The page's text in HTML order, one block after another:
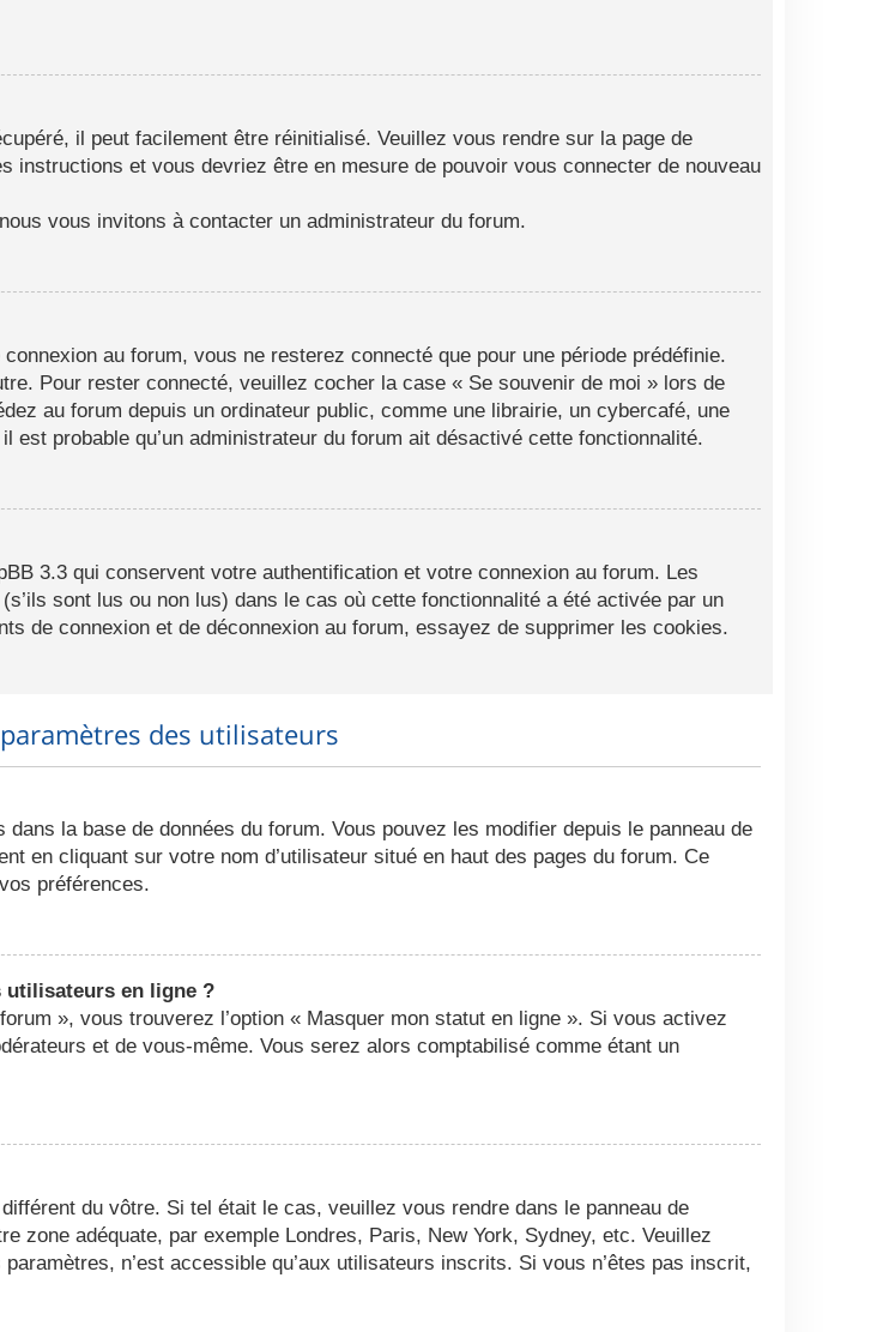
il peut facilement être réinitialisé. Veuillez vous rendre sur la page de
instructions et vous devriez être en mesure de pouvoir vous connecter de nouveau
vous invitons à contacter un administrateur du forum.
au forum, vous ne resterez connecté que pour une période prédéfinie.
Pour rester connecté, veuillez cocher la case « Se souvenir de moi » lors de
au forum depuis un ordinateur public, comme une librairie, un cybercafé, une
probable qu’un administrateur du forum ait désactivé cette fonctionnalité.
3.3 qui conservent votre authentification et votre connexion au forum. Les
sont lus ou non lus) dans le cas où cette fonctionnalité a été activée par un
de connexion et de déconnexion au forum, essayez de supprimer les cookies.
des utilisateurs
la base de données du forum. Vous pouvez les modifier depuis le panneau de
en cliquant sur votre nom d’utilisateur situé en haut des pages du forum. Ce
préférences.
utilisateurs en ligne ?
», vous trouverez l’option « Masquer mon statut en ligne ». Si vous activez
et de vous-même. Vous serez alors comptabilisé comme étant un
du vôtre. Si tel était le cas, veuillez vous rendre dans le panneau de
zone adéquate, par exemple Londres, Paris, New York, Sydney, etc. Veuillez
n’est accessible qu’aux utilisateurs inscrits. Si vous n’êtes pas inscrit,